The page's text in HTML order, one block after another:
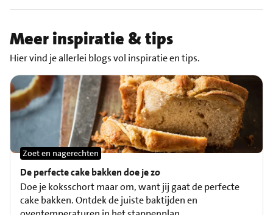
Meer inspiratie & tips
Hier vind je allerlei blogs vol inspiratie en tips.
De perfecte cake bakken doe je zo
Zoet en nagerechten
Doe je koksschort maar om, want jij gaat de perfecte
cake bakken. Ontdek de juiste baktijden en